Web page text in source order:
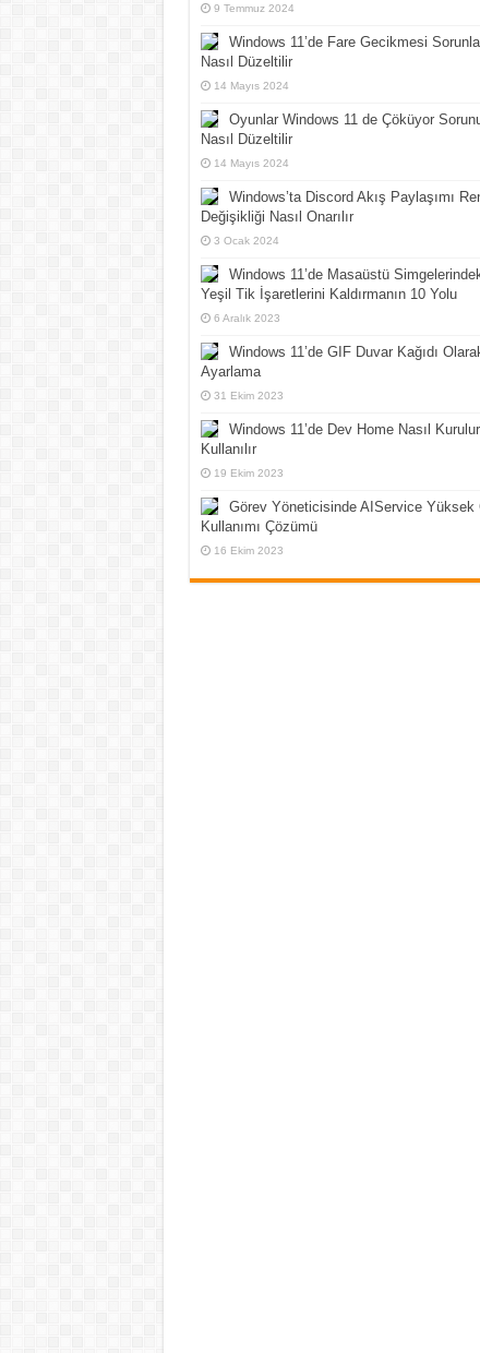
9 Temmuz 2024
Windows 11’de Fare Gecikmesi
Nasıl Düzeltilir
14 Mayıs 2024
Oyunlar Windows 11 de Çöküyor
Nasıl Düzeltilir
14 Mayıs 2024
Windows’ta Discord Akış Paylaşımı
Değişikliği Nasıl Onarılır
3 Ocak 2024
Windows 11’de Masaüstü
Yeşil Tik İşaretlerini Kaldırmanın 10 Yolu
6 Aralık 2023
Windows 11’de GIF Duvar Kağıdı
Ayarlama
31 Ekim 2023
Windows 11’de Dev Home Nasıl
Kullanılır
19 Ekim 2023
Görev Yöneticisinde AIService Yüksek
Kullanımı Çözümü
16 Ekim 2023